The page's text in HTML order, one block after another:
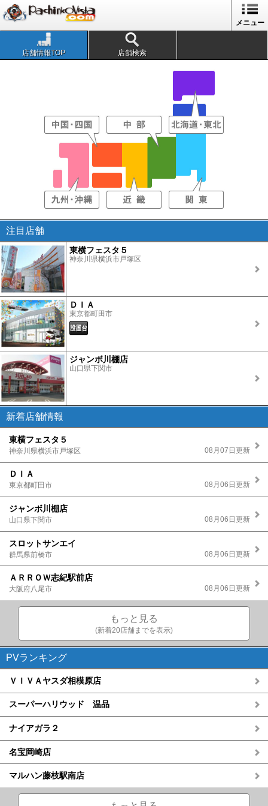
メニュー
店舗情報TOP 店舗検索
注目店舗
東横フェスタ５
神奈川県横浜市戸塚区
ＤＩＡ
東京都町田市
ジャンボ川棚店
山口県下関市
新着店舗情報
東横フェスタ５
神奈川県横浜市戸塚区 08月07日更新
ＤＩＡ
東京都町田市 08月06日更新
ジャンボ川棚店
山口県下関市 08月06日更新
スロットサンエイ
群馬県前橋市 08月06日更新
ＡＲＲＯＷ志紀駅前店
大阪府八尾市 08月06日更新
もっと見る
(新着20店舗までを表示)
PVランキング
ＶＩＶＡヤスダ相模原店
スーパーハリウッド 温品
ナイアガラ２
名宝岡崎店
マルハン藤枝駅南店